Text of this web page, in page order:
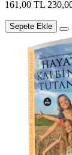
161,00 TL
Sepete Ekle